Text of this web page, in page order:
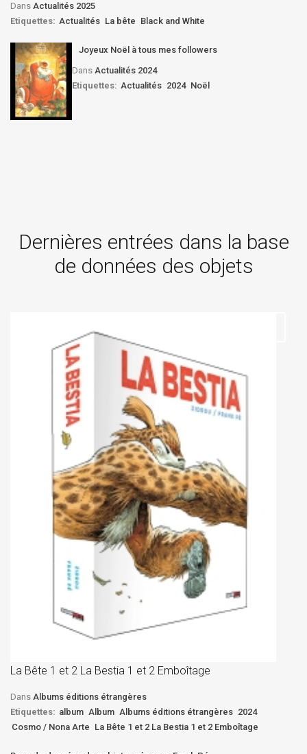
Dans Actualités 2025
Etiquettes: Actualités La bête Black and White
Joyeux Noël à tous mes followers
Dans Actualités 2024
Etiquettes: Actualités 2024 Noël
Dernières entrées dans la base
de données des objets
La Bête 1 et 2 La Bestia 1 et 2 Emboîtage
Dans Albums éditions étrangères
Etiquettes: album Album Albums éditions étrangères 2024
Cosmo / Nona Arte La Bête 1 et 2 La Bestia 1 et 2 Emboîtage